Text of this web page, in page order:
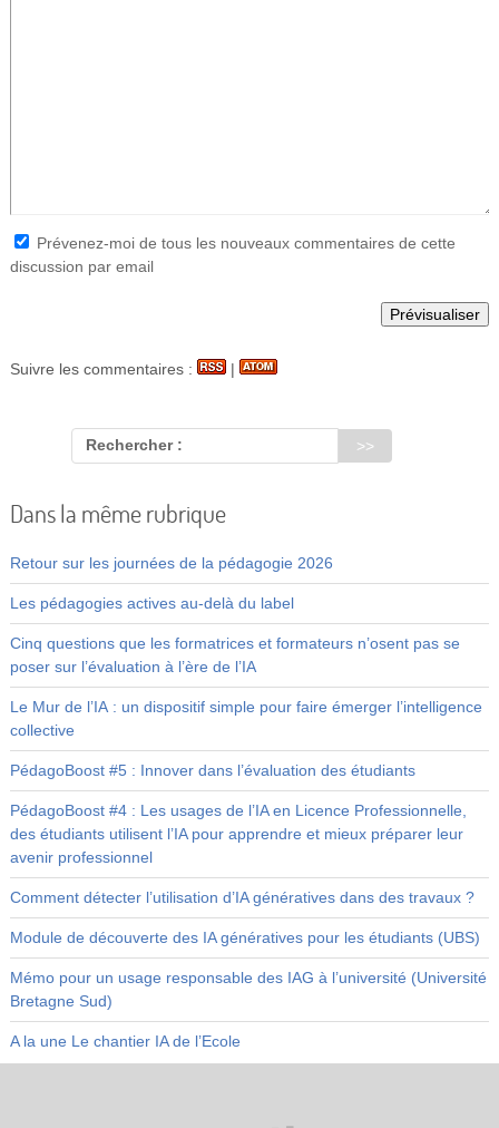
Prévenez-moi de tous les nouveaux commentaires de cette
discussion par email
Suivre les commentaires : |
Rechercher :
Dans la même rubrique
Retour sur les journées de la pédagogie 2026
Les pédagogies actives au-delà du label
Cinq questions que les formatrices et formateurs n’osent pas se
poser sur l’évaluation à l’ère de l’IA
Le Mur de l’IA : un dispositif simple pour faire émerger l’intelligence
collective
PédagoBoost #5 : Innover dans l’évaluation des étudiants
PédagoBoost #4 : Les usages de l’IA en Licence Professionnelle,
des étudiants utilisent l’IA pour apprendre et mieux préparer leur
avenir professionnel
Comment détecter l’utilisation d’IA génératives dans des travaux ?
Module de découverte des IA génératives pour les étudiants (UBS)
Mémo pour un usage responsable des IAG à l’université (Université
Bretagne Sud)
A la une Le chantier IA de l’Ecole